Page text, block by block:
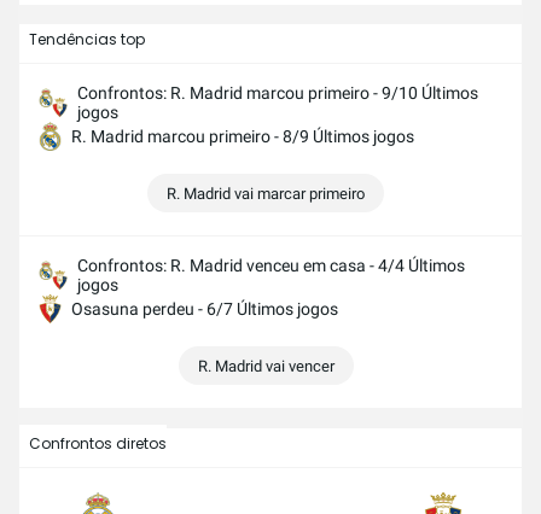
Tendências top
Confrontos: R. Madrid marcou primeiro - 9/10 Últimos
jogos
R. Madrid marcou primeiro - 8/9 Últimos jogos
R. Madrid vai marcar primeiro
Confrontos: R. Madrid venceu em casa - 4/4 Últimos
jogos
Osasuna perdeu - 6/7 Últimos jogos
R. Madrid vai vencer
Confrontos diretos